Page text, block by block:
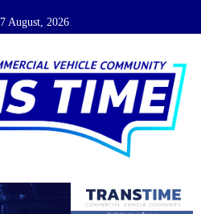
7 August, 2026